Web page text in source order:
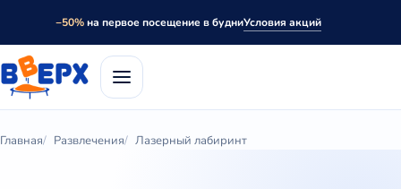
−50%на первое посещение в будниУсловия акций
Главная Развлечения Лазерный лабиринт